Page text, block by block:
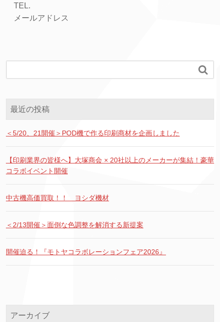
TEL.
メールアドレス

最近の投稿
＜5/20、21開催＞POD機で作る印刷商材を企画しました
【印刷業界の皆様へ】大塚商会 × 20社以上のメーカーが集結！豪華
コラボイベント開催
中古機高価買取！！ ヨシダ機材
＜2/13開催＞面倒な色調整を解消する新提案
開催迫る！『モトヤコラボレーションフェア2026』
アーカイブ